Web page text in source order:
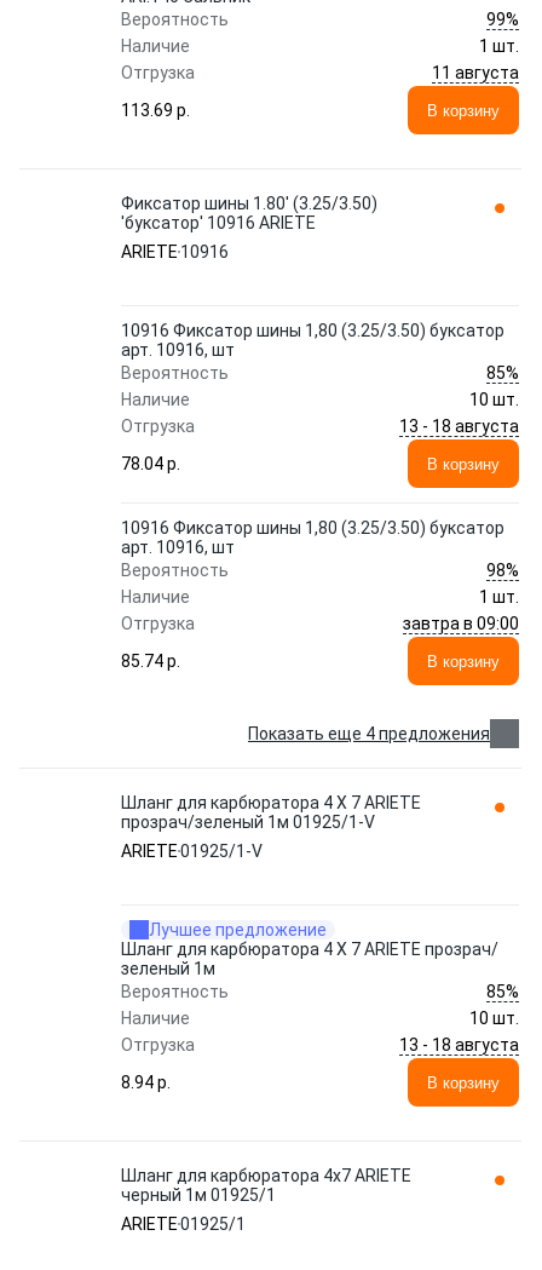
Вероятность
99%
Наличие
1 шт.
Отгрузка
11 августа
113.69 p.
В корзину
Фиксатор шины 1.80' (3.25/3.50)
'буксатор' 10916 ARIETE
ARIETE 10916
10916 Фиксатор шины 1,80 (3.25/3.50) буксатор
арт. 10916, шт
Вероятность
85%
Наличие
10 шт.
Отгрузка
13 - 18 августа
78.04 p.
В корзину
10916 Фиксатор шины 1,80 (3.25/3.50) буксатор
арт. 10916, шт
Вероятность
98%
Наличие
1 шт.
Отгрузка
завтра в 09:00
85.74 p.
В корзину
Показать еще 4 предложения
Шланг для карбюратора 4 X 7 ARIETE
прозрач/зеленый 1м 01925/1-V
ARIETE01925/1-V
Лучшее предложение
Шланг для карбюратора 4 X 7 ARIETE прозрач/
зеленый 1м
Вероятность
85%
Наличие
10 шт.
Отгрузка
13 - 18 августа
8.94 p.
В корзину
Шланг для карбюратора 4х7 ARIETE
черный 1м 01925/1
ARIETE01925/1